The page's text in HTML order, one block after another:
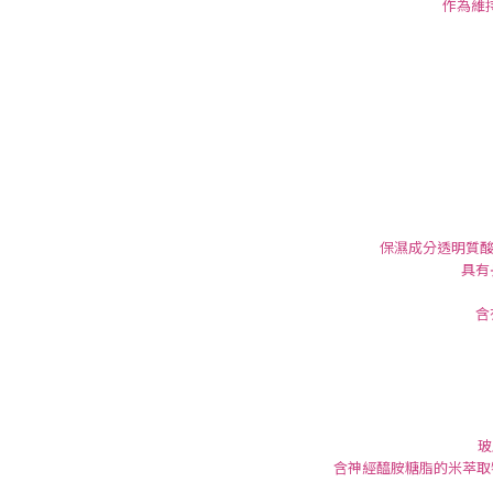
作為維
保濕成分透明質
具
含神經醯胺糖脂的米萃